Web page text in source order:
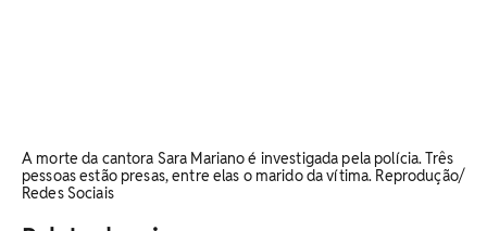
A morte da cantora Sara Mariano é investigada pela polícia. Três
pessoas estão presas, entre elas o marido da vítima. Reprodução/
Redes Sociais